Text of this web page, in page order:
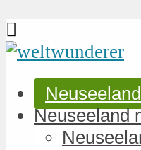
Neuseeland